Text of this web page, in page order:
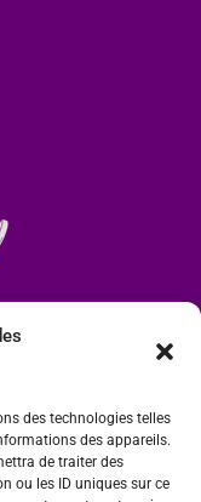
des technologies telles
des appareils.
de traiter des
ou les ID uniques sur ce